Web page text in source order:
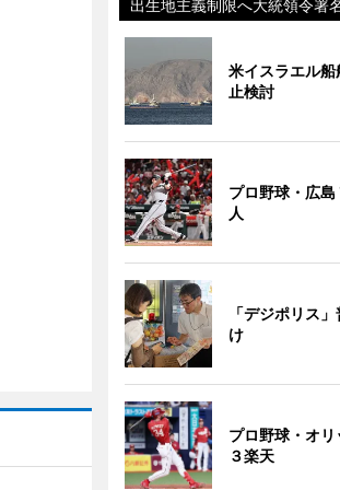
出生地主義制限へ大統領令署
米イスラエル船
止検討
プロ野球・広
人
「デジポリス
け
プロ野球・オ
３楽天